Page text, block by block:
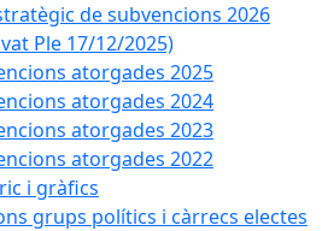
de subvencions 2026
Ple 17/12/2025)
atorgades 2025
atorgades 2024
atorgades 2023
atorgades 2022
i gràfics
grups polítics i càrrecs electes